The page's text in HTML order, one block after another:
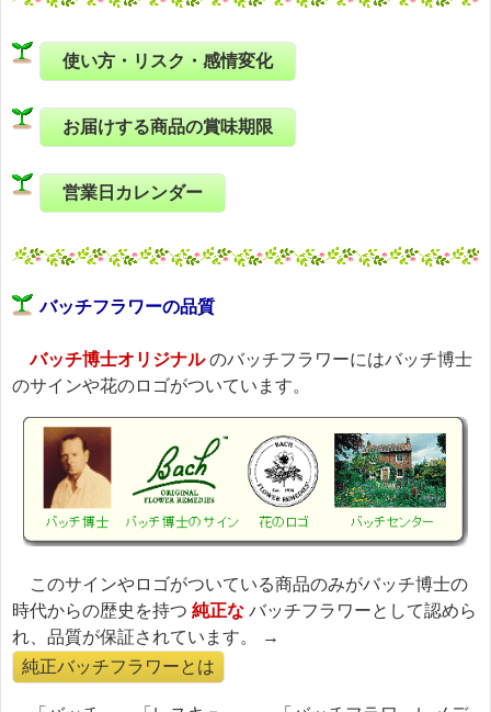
使い方・リスク・感情変化
お届けする商品の賞味期限
営業日カレンダー
バッチフラワーの品質
バッチ博士オリジナルのバッチフラワーにはバッチ博士
のサインや花のロゴがついています。
このサインやロゴがついている商品のみがバッチ博士の
時代からの歴史を持つ 純正な バッチフラワーとして認めら
れ、品質が保証されています。 →
純正バッチフラワーとは